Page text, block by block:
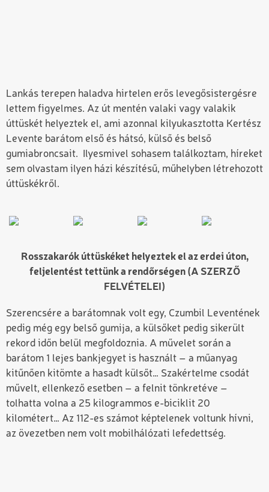
Lankás terepen haladva hirtelen erős levegősistergésre
lettem figyelmes. Az út mentén valaki vagy valakik
úttüskét helyeztek el, ami azonnal kilyukasztotta Kertész
Levente barátom első és hátsó, külső és belső
gumiabroncsait. Ilyesmivel sohasem találkoztam, híreket
sem olvastam ilyen házi készítésű, műhelyben létrehozott
úttüskékről.
Rosszakarók úttüskéket helyeztek el az erdei úton,
feljelentést tettünk a rendőrségen (A SZERZŐ
FELVÉTELEI)
Szerencsére a barátomnak volt egy, Czumbil Leventének
pedig még egy belső gumija, a külsőket pedig sikerült
rekord időn belül megfoldoznia. A művelet során a
barátom 1 lejes bankjegyet is használt – a műanyag
kitűnően kitömte a hasadt külsőt… Szakértelme csodát
művelt, ellenkező esetben – a felnit tönkretéve –
tolhatta volna a 25 kilogrammos e-biciklit 20
kilométert… Az 112-es számot képtelenek voltunk hívni,
az övezetben nem volt mobilhálózati lefedettség.